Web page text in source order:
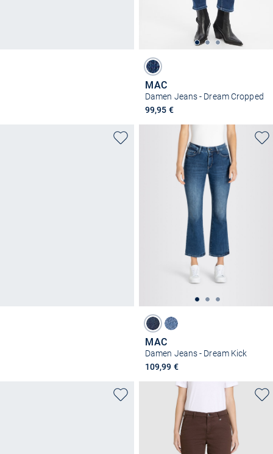
MAC
Damen Jeans - Dream Cropped
99,95 €
MAC
Damen Jeans - Dream Kick
109,99 €